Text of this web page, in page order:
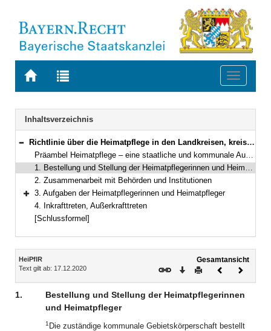
Zur
BAYERN.RECHT
Zur
letzten
Suche
Toggle
Navigation
Inhaltsverzeichnis
Bereich reduzieren
Richtlinie über die Heimatpflege in den Landkreisen, kreisfreien Städten und Großen Kreisstädten
Präambel Heimatpflege – eine staatliche und kommunale Aufgabe
1. Bestellung und Stellung der Heimatpflegerinnen und Heimatpfleger
2. Zusammenarbeit mit Behörden und Institutionen
Bereich erweitern
3. Aufgaben der Heimatpflegerinnen und Heimatpfleger
4. Inkrafttreten, Außerkrafttreten
[Schlussformel]
Inhalt
HeiPflR
Text gilt ab: 17.12.2020
Gesamtansicht
Download
DruckenVorheriges
1.
Bestellung und Stellung der Heimatpflegerinnen
und Heimatpfleger
1 Die zuständige kommunale Gebietskörperschaft bestellt